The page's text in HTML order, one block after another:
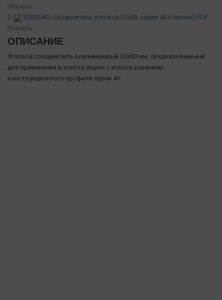
Скачать
2.
3380S40 | Соединитель угловой 33х80, серия 40 (Чертеж).PDF
Скачать
ОПИСАНИЕ
Угловой соединитель алюминиевый 33х80 мм, предназначенный
для применения в конструкциях с использованием
конструкционного профиля серии 40.